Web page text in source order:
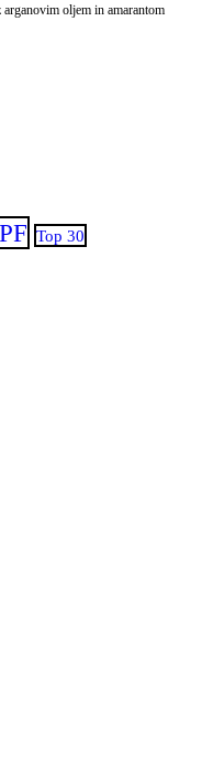
oljem in amarantom
Top 30